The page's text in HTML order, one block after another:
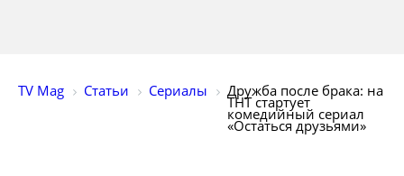
TV Mag Статьи Сериалы Дружба после брака: на
ТНТ стартует
комедийный сериал
«Остаться друзьями»